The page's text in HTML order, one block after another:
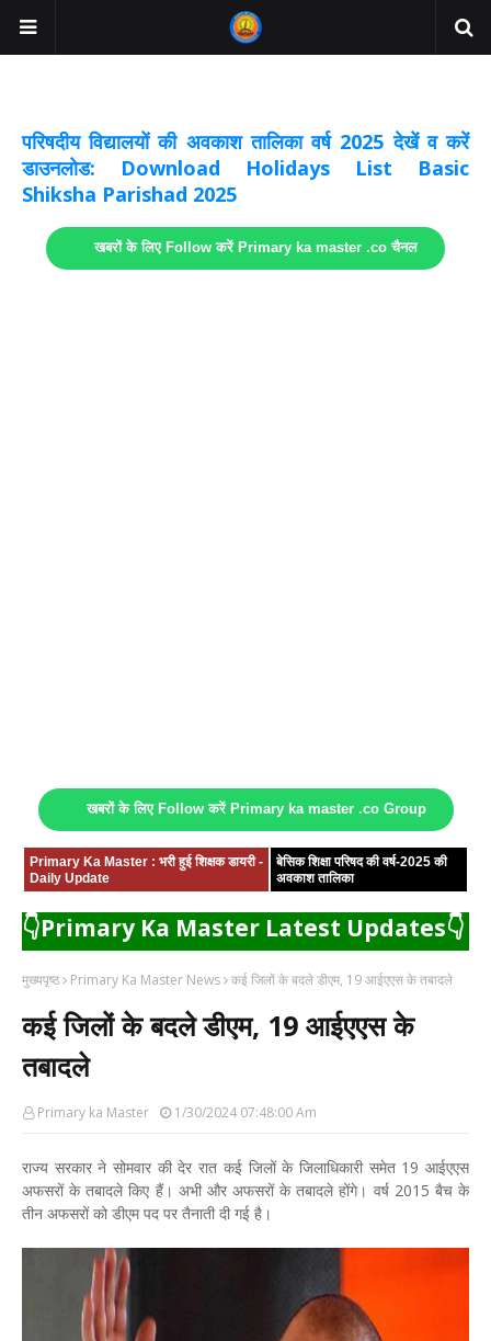
परिषदीय विद्यालयों की अवकाश तालिका वर्ष 2025 देखें व करें
डाउनलोड: Download Holidays List Basic
Shiksha Parishad 2025
खबरों के लिए Follow करें Primary ka master .co चैनल
खबरों के लिए Follow करें Primary ka master .co Group
Primary Ka Master : भरी हुई शिक्षक डायरी -
Daily Update
बेसिक शिक्षा परिषद की वर्ष-2025 की
अवकाश तालिका
👇Primary Ka Master Latest Updates👇
मुख्यपृष्ठ Primary Ka Master News कई जिलों के बदले डीएम, 19 आईएएस के तबादले
कई जिलों के बदले डीएम, 19 आईएएस के
तबादले
Primary ka Master 1/30/2024 07:48:00 Am
राज्य सरकार ने सोमवार की देर रात कई जिलों के जिलाधिकारी समेत 19 आईएएस
अफसरों के तबादले किए हैं। अभी और अफसरों के तबादले होंगे। वर्ष 2015 बैच के
तीन अफसरों को डीएम पद पर तैनाती दी गई है।